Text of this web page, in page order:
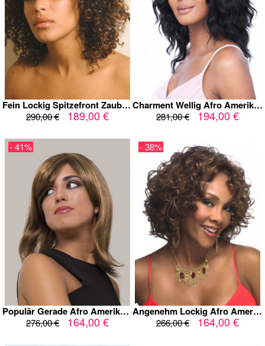
Fein Lockig Spitzefront Zauberhafte Echthaar Perücke
290,00 € 189,00 €
Charment Wellig Afro Amerikanische Spitzefront Echthaar Perücke
281,00 € 194,00 €
Populär Gerade Afro Amerikanische Spitzefront Echthaar Perücke
276,00 € 164,00 €
- 41%
Angenehm Lockig Afro Amerikanische Spitzefront Echthaar Perücke
266,00 € 164,00 €
- 38%